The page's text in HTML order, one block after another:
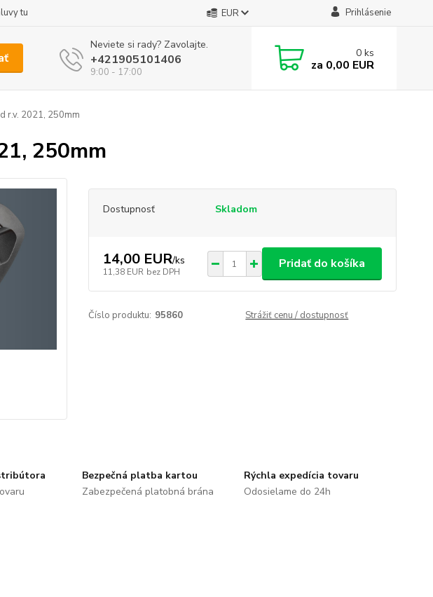
tu EUR Prihlásenie
Neviete si rady? Zavolajte.
+421905101406
9:00 - 17:00
0 ks
za 0,00 EUR
r.v. 2021, 250mm
250mm
Dostupnosť Skladom
14,00 EUR/ks
11,38 EUR bez DPH
Pridať do košíka
Číslo produktu: 95860 Strážiť cenu / dostupnosť
Bezpečná platba kartou
Zabezpečená platobná brána
Rýchla expedícia tovaru
Odosielame do 24h